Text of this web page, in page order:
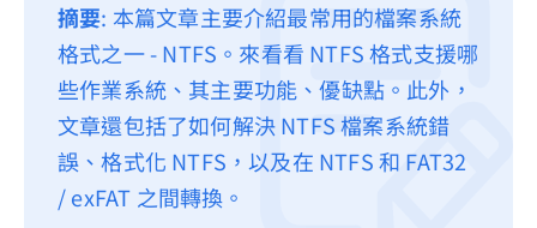
隱私權政策
服務條款
退款政策
摘要: 本篇文章主要介紹最常用的檔案系統
格式之一 - NTFS。來看看 NTFS 格式支援哪
些作業系統、其主要功能、優缺點。此外，
文章還包括了如何解決 NTFS 檔案系統錯
誤、格式化 NTFS，以及在 NTFS 和 FAT32
/ exFAT 之間轉換。